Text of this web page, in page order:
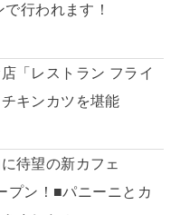
行われます！
「レストラン フライ
キンカツを堪能
待望の新カフェ
プン！■パニーニとカ